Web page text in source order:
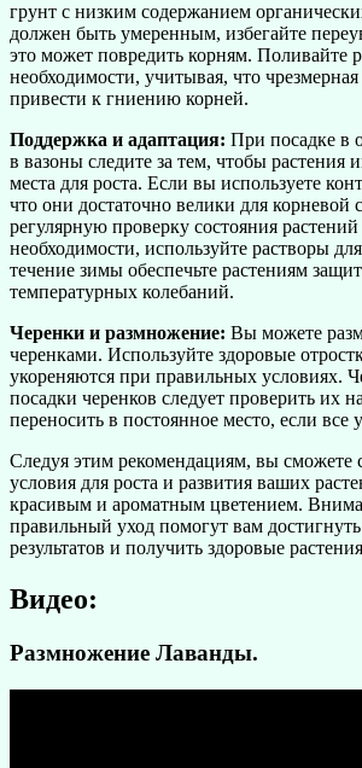
грунт с низким содержанием
должен быть умеренным, избегайте
это может повредить корням. Поливайте
необходимости, учитывая, что
привести к гниению корней.
Поддержка и адаптация: При посадке в
в вазоны следите за тем, чтобы растения
места для роста. Если вы используете
что они достаточно велики для корневой
регулярную проверку состояния
необходимости, используйте растворы
течение зимы обеспечьте растениям
температурных колебаний.
Черенки и размножение: Вы можете
черенками. Используйте здоровые
укореняются при правильных условиях.
посадки черенков следует проверить их
переносить в постоянное место, если все
Следуя этим рекомендациям, вы сможете
условия для роста и развития ваших
красивым и ароматным цветением.
правильный уход помогут вам
результатов и получить здоровые
Видео:
Размножение Лаванды.